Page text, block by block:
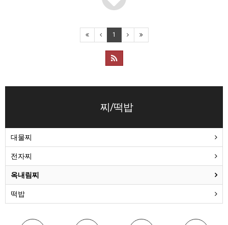
1
찌/떡밥
대물찌
전자찌
옥내림찌
떡밥